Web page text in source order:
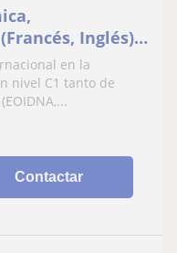
Inglés)
en la
nivel C1 tanto de
Contactar